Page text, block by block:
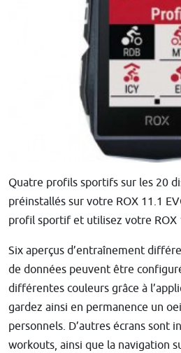
Quatre profils sportifs sur les 20
préinstallés sur votre ROX 11.1
profil sportif et utilisez votre ROX
Six aperçus d’entraînement
de données peuvent être
différentes couleurs grâce à
gardez ainsi en permanence un
personnels. D’autres écrans sont
workouts, ainsi que la navigation